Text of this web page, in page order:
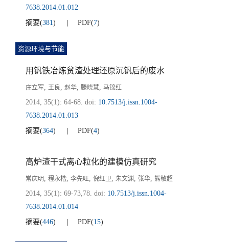
7638.2014.01.012
摘要(381) PDF(7)
资源环境与节能
用钒铁冶炼贫渣处理还原沉钒后的废水
庄立军, 王良, 赵华, 滕晓慧, 马锦红
2014, 35(1): 64-68. doi: 10.7513/j.issn.1004-
7638.2014.01.013
摘要(364) PDF(4)
高炉渣干式离心粒化的建模仿真研究
常庆明, 程永楷, 李先旺, 倪红卫, 朱文渊 , 张华, 熊敬超
2014, 35(1): 69-73,78. doi: 10.7513/j.issn.1004-
7638.2014.01.014
摘要(446) PDF(15)